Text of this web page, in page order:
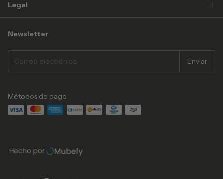
Legal
Newsletter
Métodos de pago